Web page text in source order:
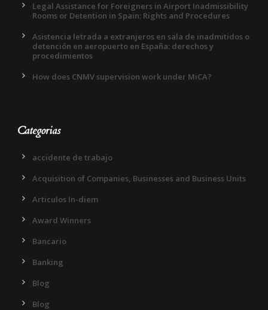
Legal Assistance for Foreigners in Airport Inadmissibility
Rooms or Detention in Spain: Rights and Procedures
Asistencia letrada a extranjeros en sala de inadmitidos o
detención en aeropuerto en España: derechos y
procedimientos
How does CNMV supervision work under MiCA?
Categorias
accidente de trabajo
Acquisition of Companies, Businesses and Business Units
Articulos In-diem
Award Winners
Bancario
Banking
Blog
Blog